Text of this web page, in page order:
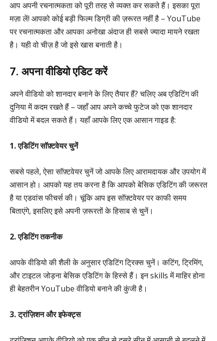
आप अपनी रचनात्मकता को पूरी तरह से व्यक्त कर सकते हैं। इसका पूरा
मज़ा लें! आपको कोई बड़ी फिल्म डिग्री की ज़रूरत नहीं है – YouTube
पर रचनात्मकता और आपका अनोखा अंदाज ही सबसे ज्यादा मायने रखता
है। यही वो चीज़ है जो इसे खास बनाती है।
7. अपना वीडियो एडिट करें
अपने वीडियो को शानदार बनाने के लिए तैयार हैं? चलिए अब एडिटिंग की
दुनिया में कदम रखते हैं – जहाँ आप अपने कच्चे फुटेज को एक शानदार
वीडियो में बदल सकते हैं। यहाँ आपके लिए एक आसान गाइड है:
1. एडिटिंग सॉफ़्टवेयर चुनें
सबसे पहले, ऐसा सॉफ़्टवेयर चुनें जो आपके लिए आरामदायक और उपयोग में
आसान हो। आपको यह तय करना है कि आपको बेसिक एडिटिंग की जरूरत
है या एडवांस फीचर्स की। चूंकि आप इस सॉफ़्टवेयर पर काफी समय
बिताएंगे, इसलिए इसे अपनी ज़रूरतों के हिसाब से चुनें।
2. एडिटिंग तकनीक
आपके वीडियो की शैली के अनुसार एडिटिंग ट्रिक्स चुनें। कटिंग, ट्रिमिंग,
और टाइटल जोड़ना बेसिक एडिटिंग के हिस्से हैं। इन skills में माहिर होना
ही बेहतरीन YouTube वीडियो बनाने की कुंजी है।
3. ट्रांज़िशन और इफेक्ट्स